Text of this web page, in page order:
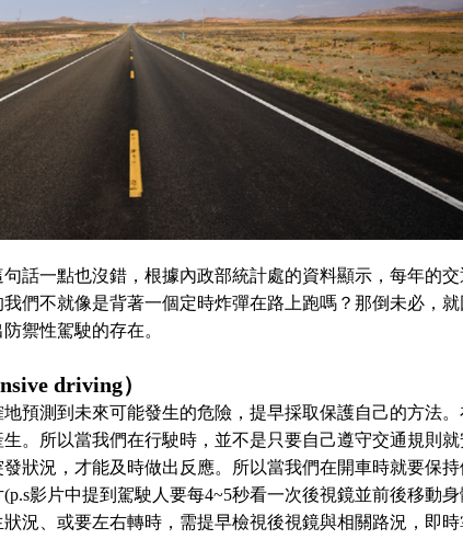
話一點也沒錯，根據內政部統計處的資料顯示，每年的
們不就像是背著一個定時炸彈在路上跑嗎？那倒未必，就
禦性駕駛的存在。
driving）
預測到未來可能發生的危險，提早採取保護自己的方法。
。所以當我們在行駛時，並不是只要自己遵守交通規則
狀況，才能及時做出反應。所以當我們在開車時就要保持
影片中提到駕駛人要每4~5秒看一次後視鏡並前後移動
況、或要左右轉時，需提早檢視後視鏡與相關路況，即時